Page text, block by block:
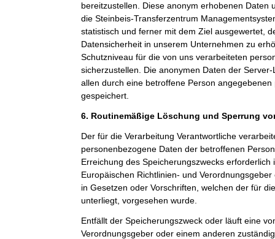
bereitzustellen. Diese anonym erhobenen Daten
die Steinbeis-Transferzentrum
statistisch und ferner mit dem Ziel ausgewertet,
Datensicherheit in unserem Unternehmen zu
Schutzniveau für die von uns verarbeiteten
sicherzustellen. Die anonymen Daten der
allen durch eine betroffene Person
gespeichert.
6. Routinemäßige Löschung und Sperrung
Der für die Verarbeitung Verantwortliche
personenbezogene Daten der betroffenen
Erreichung des Speicherungszwecks
Europäischen Richtlinien- und
in Gesetzen oder Vorschriften, welchen der für
unterliegt, vorgesehen wurde.
Entfällt der Speicherungszweck oder läuft eine
Verordnungsgeber oder einem anderen